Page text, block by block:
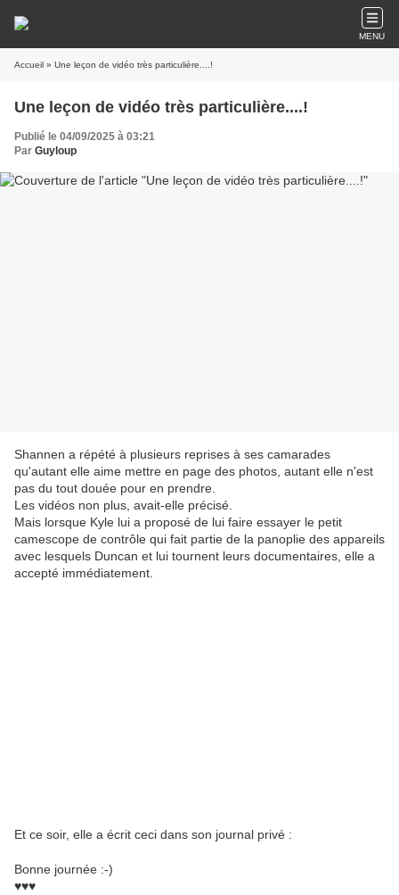
MENU
Accueil » Une leçon de vidéo très particulière....!
Une leçon de vidéo très particulière....!
Publié le 04/09/2025 à 03:21
Par Guyloup
Shannen a répété à plusieurs reprises à ses camarades
qu'autant elle aime mettre en page des photos, autant elle n'est
pas du tout douée pour en prendre.
Les vidéos non plus, avait-elle précisé.
Mais lorsque Kyle lui a proposé de lui faire essayer le petit
camescope de contrôle qui fait partie de la panoplie des appareils
avec lesquels Duncan et lui tournent leurs documentaires, elle a
accepté immédiatement.
Et ce soir, elle a écrit ceci dans son journal privé :
Bonne journée :-)
♥♥♥